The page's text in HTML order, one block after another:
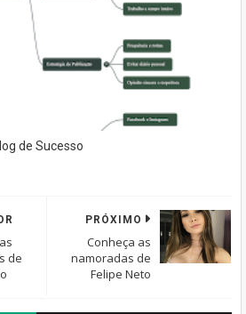
de Sucesso
PRÓXIMO
Conheça as
namoradas de
Felipe Neto
de